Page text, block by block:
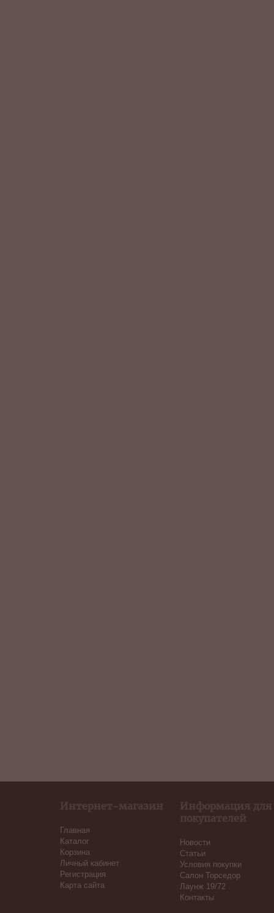
Интернет-магазин
Главная
Каталог
Корзина
Личный кабинет
Регистрация
Карта сайта
Информация для
покупателей
Новости
Статьи
Условия покупки
Салон Торседор
Лаунж 19/72
Контакты